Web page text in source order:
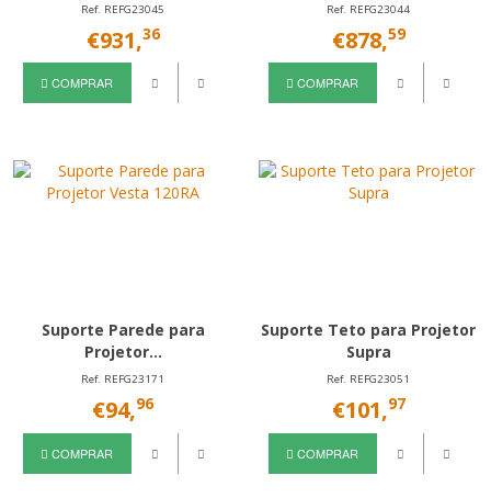
Ref. REFG23045
€931,36
COMPRAR
Ref. REFG23044
€878,59
COMPRAR
Suporte Parede para
Projetor...
Ref. REFG23171
€94,96
COMPRAR
Suporte Teto para Projetor
Supra
Ref. REFG23051
€101,97
COMPRAR